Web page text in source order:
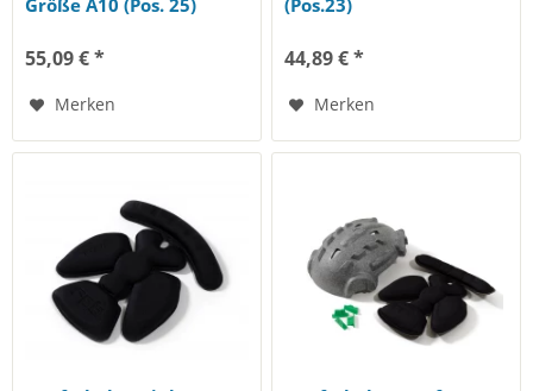
Größe A10 (Pos. 25)
55,09 € *
Merken
(Pos.23)
44,89 € *
Merken